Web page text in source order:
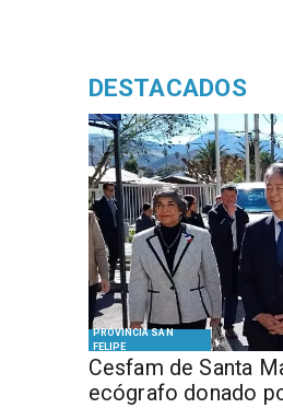
PROVINCIA SAN
FELIPE
Cesfam de Santa
ecógrafo donado
DESTACADOS